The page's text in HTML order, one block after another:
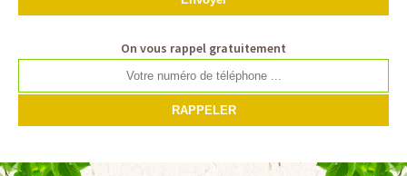
On vous rappel gratuitement